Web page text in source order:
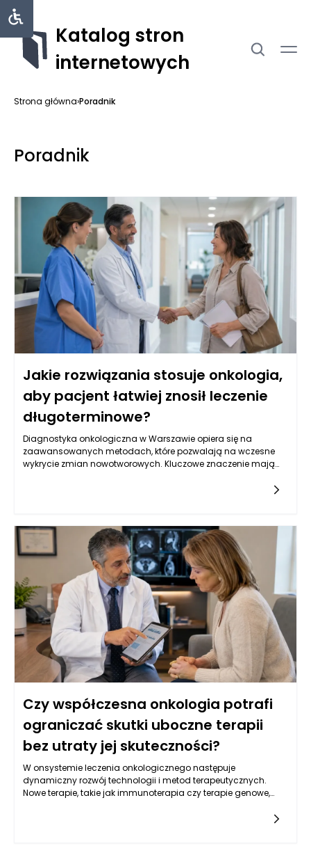
Katalog stron
internetowych
Strona główna›Poradnik
Poradnik
Jakie rozwiązania stosuje onkologia,
aby pacjent łatwiej znosił leczenie
długoterminowe?
Diagnostyka onkologiczna w Warszawie opiera się na
zaawansowanych metodach, które pozwalają na wczesne
wykrycie zmian nowotworowych. Kluczowe znaczenie mają
tym oznaczenia markerów nowotworowych w krwi, które mogą
wskazywać na obecność choroby. W Warszawie, dzięki
postępowi w dziedzinie genetyki, coraz częściej stosuje się
również badania molekularne, które identyfikują mutacje
genów związanych z nowotworami, co pozwala na bardziej
spersonalizowane podejście do leczenia. Kluczowe jest
zrozumienie, że wczesne wykrycie choroby zwiększa szanse na
skuteczne leczenie oraz poprawia komfort życia pacjentów.
Czy współczesna onkologia potrafi
ograniczać skutki uboczne terapii
bez utraty jej skuteczności?
W onsystemie leczenia onkologicznego następuje
dynamiczny rozwój technologii i metod terapeutycznych.
Nowe terapie, takie jak immunoterapia czy terapie genowe,
mogą przyczynić się do ograniczenia skutków ubocznych. Te